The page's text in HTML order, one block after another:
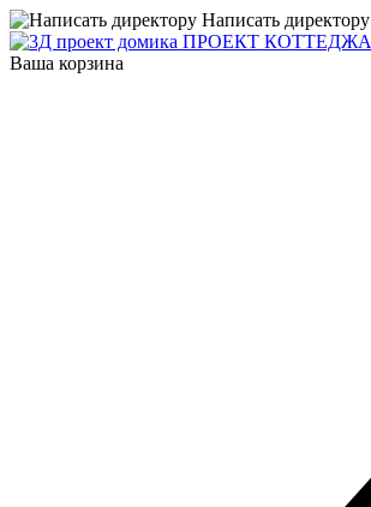
Написать директору
ПРОЕКТ КОТТЕДЖА
Ваша корзина